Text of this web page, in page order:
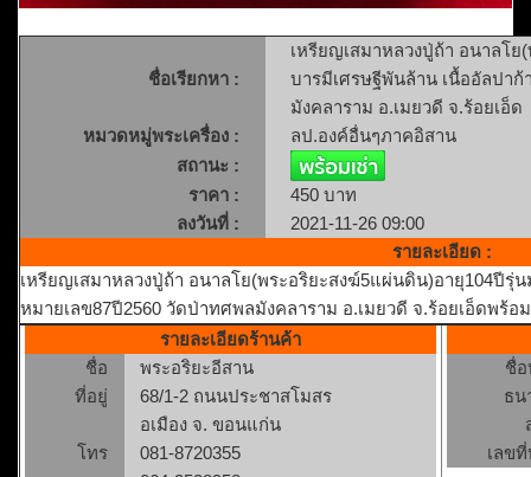
ชื่อเรียกหา :
เหรียญเสมาหลวงปู่ถ้า อนาลโ
บารมีเศรษฐีพันล้าน เนื้ออัลปา
มังคลาราม อ.เมยวดี จ.ร้อยเอ็ด
หมวดหมู่พระเครื่อง :
ลป.องค์อื่นๆภาคอิสาน
สถานะ :
ราคา :
450 บาท
ลงวันที่ :
2021-11-26 09:00
รายละเอียด :
เหรียญเสมาหลวงปู่ถ้า อนาลโย(พระอริยะสงฆ์5แผ่นดิน)อายุ104ปีรุ่
หมายเลข87ปี2560 วัดป่าทศพลมังคลาราม อ.เมยวดี จ.ร้อยเอ็ดพร้อ
รายละเอียดร้านค้า
ชื่อ
พระอริยะอีสาน
ที่อยู่
68/1-2 ถนนประชาสโมสร
อเมือง จ. ขอนแก่น
โทร
081-8720355
ชื่
ธน
เลข